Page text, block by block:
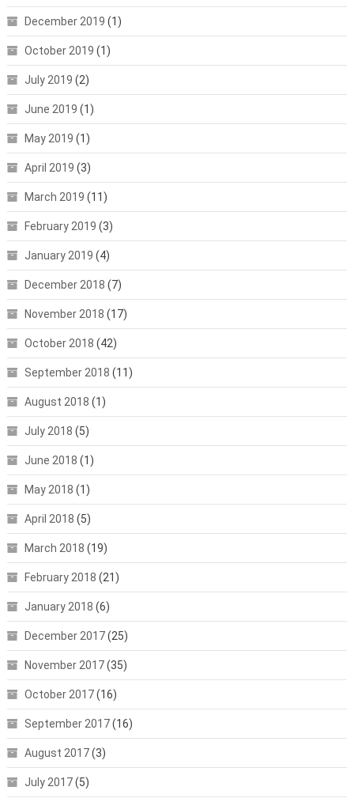
December 2019 (1)
October 2019 (1)
July 2019 (2)
June 2019 (1)
May 2019 (1)
April 2019 (3)
March 2019 (11)
February 2019 (3)
January 2019 (4)
December 2018 (7)
November 2018 (17)
October 2018 (42)
September 2018 (11)
August 2018 (1)
July 2018 (5)
June 2018 (1)
May 2018 (1)
April 2018 (5)
March 2018 (19)
February 2018 (21)
January 2018 (6)
December 2017(25)
November 2017(35)
October 2017(16)
September 2017(16)
August 2017(3)
July 2017(5)